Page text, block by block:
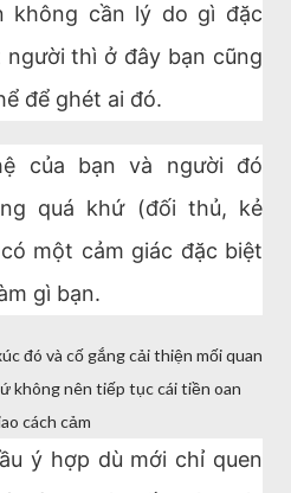
không cần lý do gì đặc
thì ở đây bạn cũng
để ghét ai đó.
của bạn và người đó
quá khứ (đối thủ, kẻ
một cảm giác đặc biệt
gì bạn.
đó và cố gắng cải thiện mối quan
không nên tiếp tục cái tiền oan
cách cảm
ý hợp dù mới chỉ quen